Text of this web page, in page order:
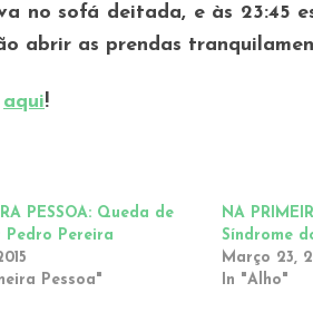
no sofá deitada, e às 23:45
abrir as prendas
aqui!
PESSOA: Queda de
Pedro Pereira
Pessoa"
NA
Síndrome
Março 23,
In "Alho"